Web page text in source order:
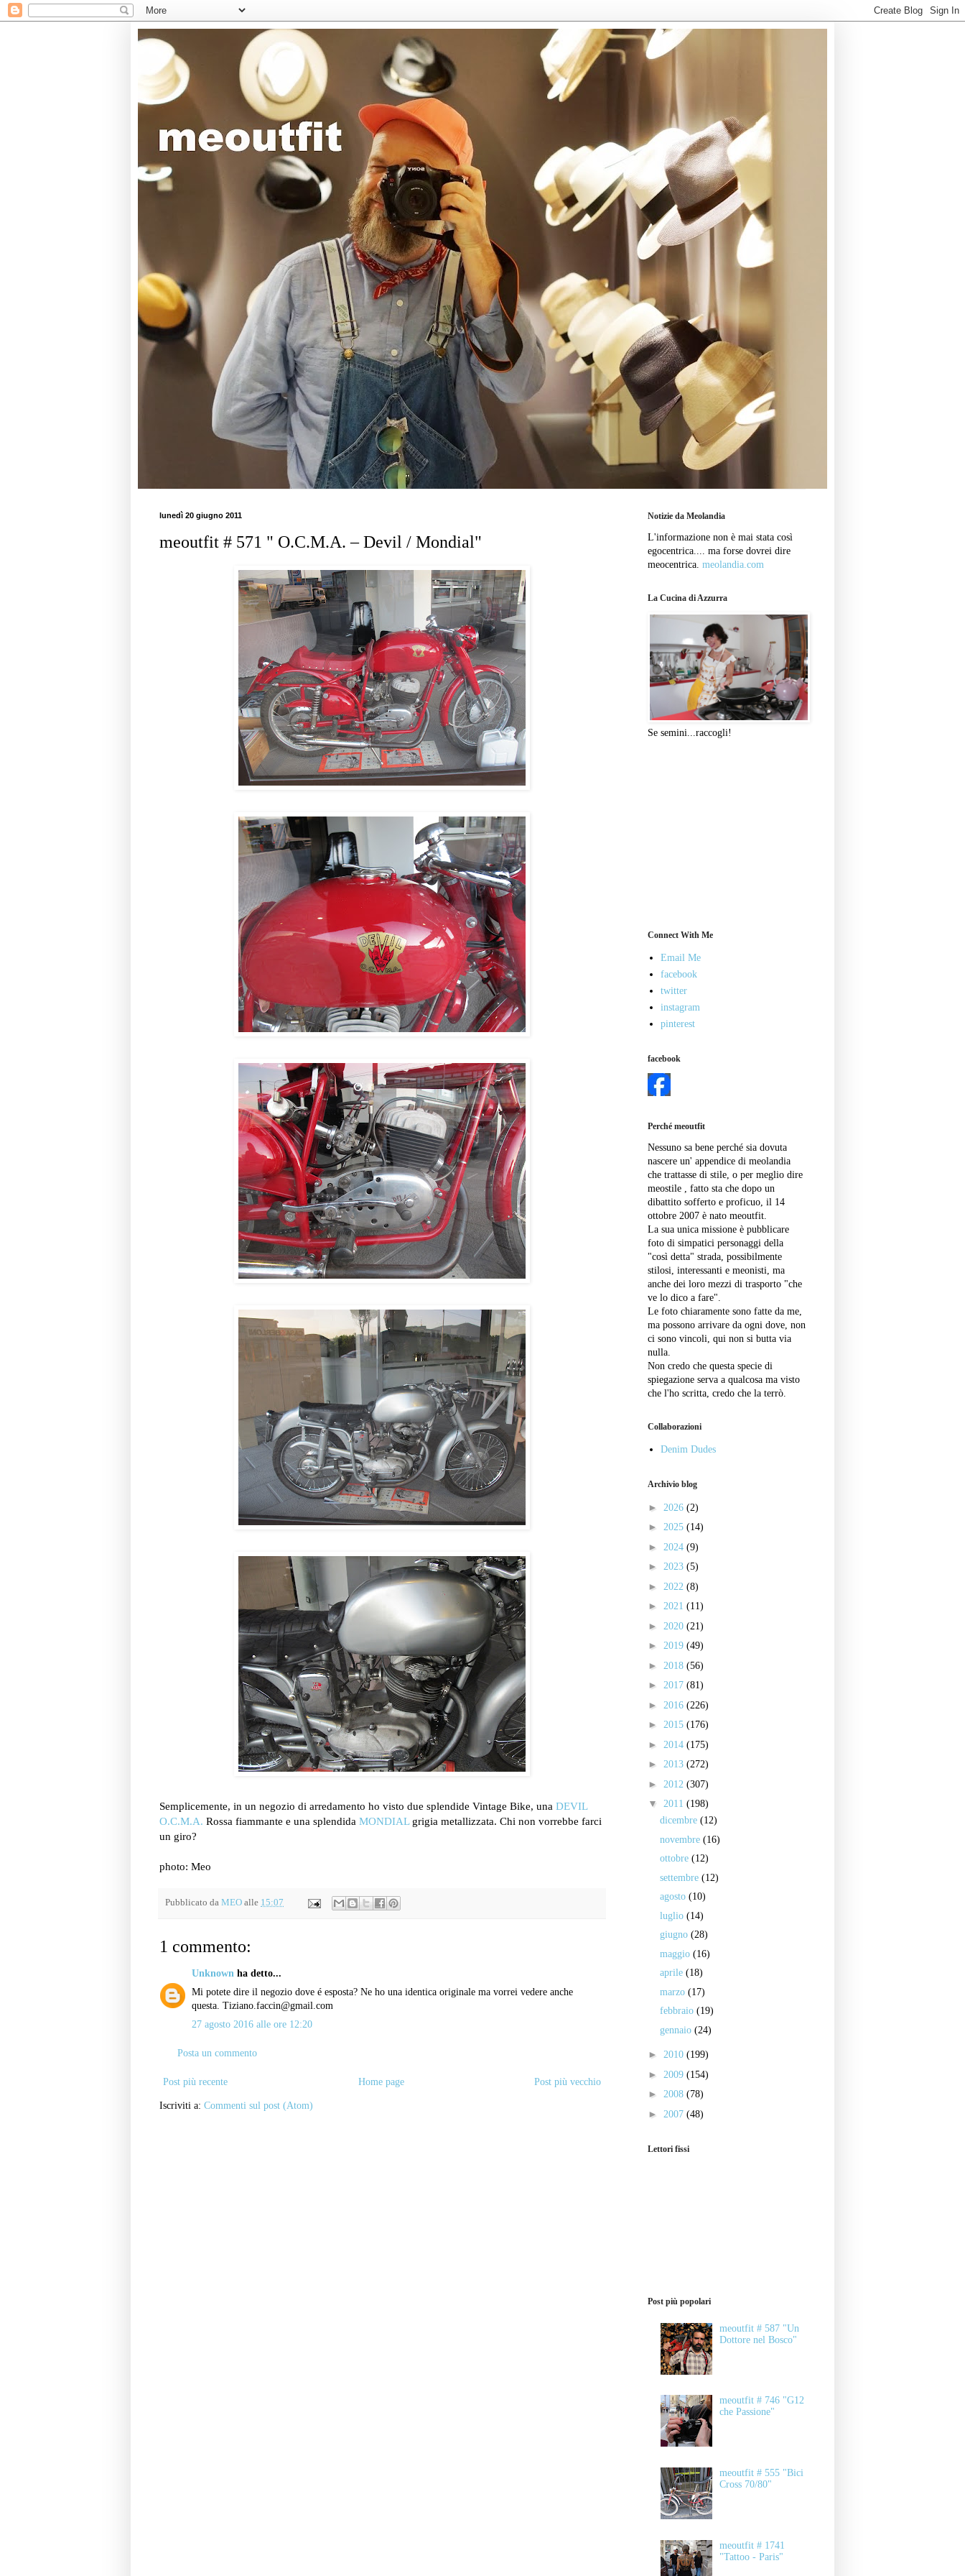
lunedì 20 giugno 2011
meoutfit # 571 " O.C.M.A. – Devil / Mondial"
Semplicemente, in un negozio di arredamento ho visto due splendide Vintage Bike, una DEVIL
O.C.M.A. Rossa fiammante e una splendida MONDIALgrigia metallizzata. Chi non vorrebbe farci
un giro?
photo: Meo
Pubblicato da MEO alle 15:07
1 commento:
Unknown ha detto...
Mi potete dire il negozio dove é esposta? Ne ho una identica originale ma vorrei vedere anche
questa. Tiziano.faccin@gmail.com
27 agosto 2016 alle ore 12:20
Posta un commento
Post più recente Post più vecchio
Home page
Iscriviti a: Commenti sul post (Atom)
Notizie da Meolandia
L'informazione non è mai stata così
egocentrica.... ma forse dovrei dire
meocentrica. meolandia.com
La Cucina di Azzurra
Se semini...raccogli!
Connect With Me
Email Me
facebook
twitter
instagram
pinterest
facebook
Perché meoutfit
Nessuno sa bene perché sia dovuta
nascere un' appendice di meolandia
che trattasse di stile, o per meglio dire
meostile , fatto sta che dopo un
dibattito sofferto e proficuo, il 14
ottobre 2007 è nato meoutfit.
La sua unica missione è pubblicare
foto di simpatici personaggi della
"così detta" strada, possibilmente
stilosi, interessanti e meonisti, ma
anche dei loro mezzi di trasporto "che
ve lo dico a fare".
Le foto chiaramente sono fatte da me,
ma possono arrivare da ogni dove, non
ci sono vincoli, qui non si butta via
nulla.
Non credo che questa specie di
spiegazione serva a qualcosa ma visto
che l'ho scritta, credo che la terrò.
Collaborazioni
Denim Dudes
Archivio blog
► 2026 (2)
► 2025 (14)
► 2024 (9)
► 2023 (5)
► 2022 (8)
► 2021 (11)
► 2020 (21)
► 2019 (49)
► 2018 (56)
► 2017 (81)
► 2016 (226)
► 2015 (176)
► 2014 (175)
► 2013 (272)
► 2012 (307)
▼ 2011 (198)
dicembre (12)
novembre (16)
ottobre (12)
settembre (12)
agosto (10)
luglio (14)
giugno (28)
maggio (16)
aprile (18)
marzo (17)
febbraio (19)
gennaio (24)
► 2010 (199)
► 2009 (154)
► 2008 (78)
► 2007 (48)
Lettori fissi
Post più popolari
meoutfit # 587 "Un
Dottore nel Bosco"
meoutfit # 746 "G12
che Passione"
meoutfit # 555 "Bici
Cross 70/80"
meoutfit # 1741
"Tattoo - Paris"